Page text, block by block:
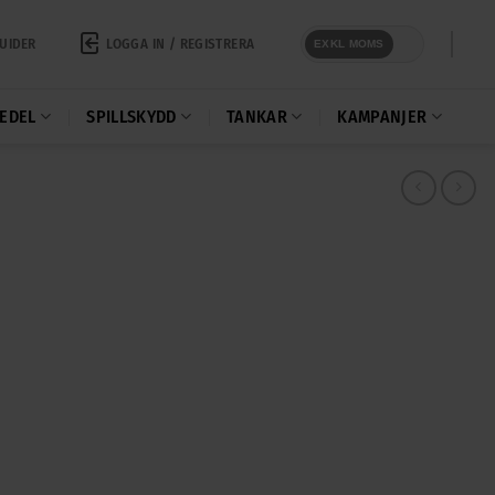
LOGGA IN / REGISTRERA EXKL MOMS
SPILLSKYDD TANKAR KAMPANJER